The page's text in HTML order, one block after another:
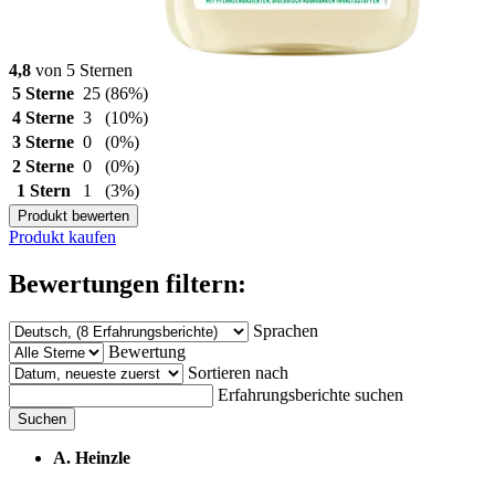
4,8 von 5 Sternen
5 Sterne 25 (86%)
4 Sterne 3
(10%)
3 Sterne 0
(0%)
2 Sterne 0
(0%)
1 Stern
1 (3%)
Produkt bewerten
Produkt kaufen
Bewertungen filtern:
Sprachen
Bewertung
Sortieren nach
Erfahrungsberichte suchen
Suchen
A. Heinzle